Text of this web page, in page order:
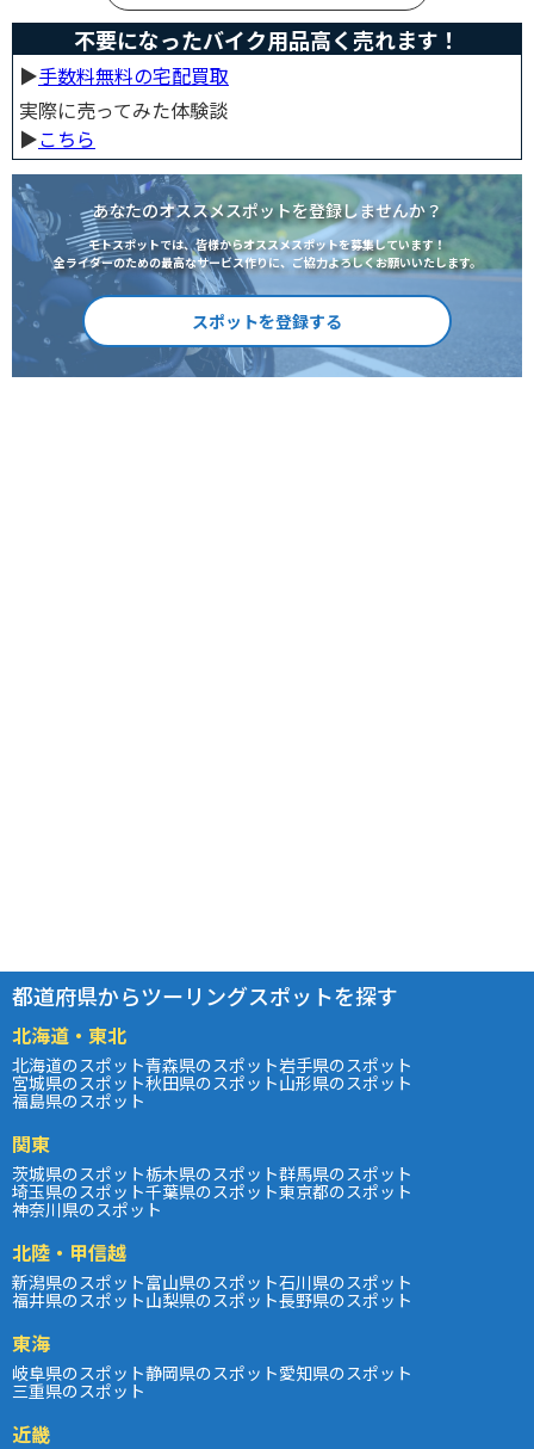
不要になったバイク用品高く売れます！
▶︎手数料無料の宅配買取
実際に売ってみた体験談
▶︎こちら
あなたのオススメスポットを登録しませんか？
モトスポットでは、皆様からオススメスポットを募集しています！
全ライダーのための最高なサービス作りに、ご協力よろしくお願いいたします。
スポットを登録する
都道府県からツーリングスポットを探す
北海道・東北
北海道のスポット青森県のスポット岩手県のスポット
宮城県のスポット秋田県のスポット山形県のスポット
福島県のスポット
関東
茨城県のスポット栃木県のスポット群馬県のスポット
埼玉県のスポット千葉県のスポット東京都のスポット
神奈川県のスポット
北陸・甲信越
新潟県のスポット富山県のスポット石川県のスポット
福井県のスポット山梨県のスポット長野県のスポット
東海
岐阜県のスポット静岡県のスポット愛知県のスポット
三重県のスポット
近畿